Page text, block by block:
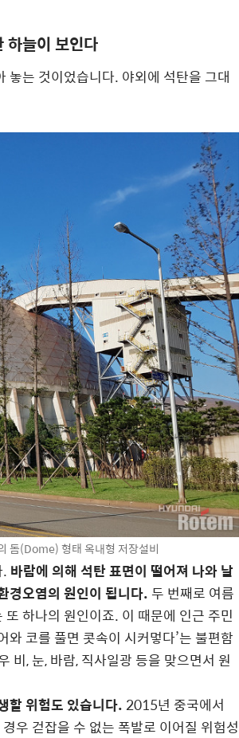
하늘이 보인다
놓는 것이었습니다. 야외에 석탄을 그대
돔(Dome) 형태 옥내형 저장설비
. 바람에 의해 석탄 표면이 떨어져 나와 날
경오염의 원인이 됩니다. 두 번째로 여름
하나의 원인이죠. 이 때문에 인근 주민
와 코를 풀면 콧속이 시커멓다’는 불편함
비, 눈, 바람, 직사일광 등을 맞으면서 원
할 위험도 있습니다. 2015년 중국에서
우 걷잡을 수 없는 폭발로 이어질 위험성